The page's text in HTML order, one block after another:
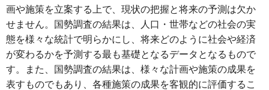
画や施策を立案する上で、現状の把握と将来の予測は欠か
せません。国勢調査の結果は、人口・世帯などの社会の実
態を様々な統計で明らかにし、将来どのように社会や経済
が変わるかを予測する最も基礎となるデータとなるもので
す。また、国勢調査の結果は、様々な計画や施策の成果を
表すものでもあり、各種施策の成果を客観的に評価するこ